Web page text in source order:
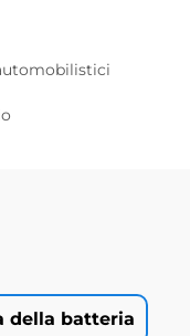
della batteria